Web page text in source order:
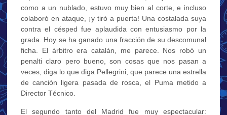
como a un nublado, estuvo muy bien al corte, e incluso
colaboró en ataque, ¡y tiró a puerta! Una costalada suya
contra el césped fue aplaudida con entusiasmo por la
grada. Hoy se ha ganado una fracción de su descomunal
ficha. El árbitro era catalán, me parece. Nos robó un
penalti claro pero bueno, son cosas que nos pasan a
veces, diga lo que diga Pellegrini, que parece una estrella
de canción ligera pasada de rosca, el Puma metido a
Director Técnico.
El segundo tanto del Madrid fue muy espectacular: